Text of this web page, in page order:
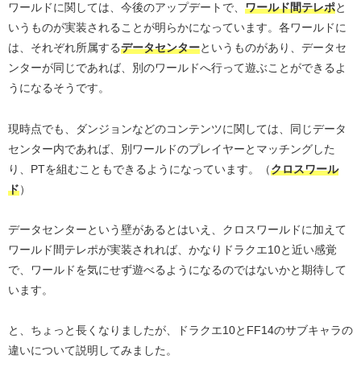
ワールドに関しては、今後のアップデートで、 ワールド間テレポと
いうものが実装されることが明らかになっています。各ワールドに
は、それぞれ所属するデータセンターというものがあり、データセ
ンターが同じであれば、別のワールドへ行って遊ぶことができるよ
うになるそうです。
現時点でも、ダンジョンなどのコンテンツに関しては、同じデータ
センター内であれば、別ワールドのプレイヤーとマッチングした
り、PTを組むこともできるようになっています。（クロスワール
ド）
データセンターという壁があるとはいえ、クロスワールドに加えて
ワールド間テレポが実装されれば、かなりドラクエ10と近い感覚
で、ワールドを気にせず遊べるようになるのではないかと期待して
います。
と、ちょっと長くなりましたが、ドラクエ10とFF14のサブキャラの
違いについて説明してみました。